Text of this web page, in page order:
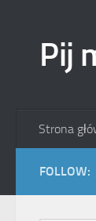
Pij
Strona
FOLLOW: